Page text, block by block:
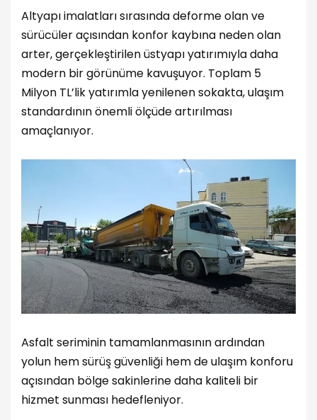
Altyapı imalatları sırasında deforme olan ve
sürücüler açısından konfor kaybına neden olan
arter, gerçekleştirilen üstyapı yatırımıyla daha
modern bir görünüme kavuşuyor. Toplam 5
Milyon TL’lik yatırımla yenilenen sokakta, ulaşım
standardının önemli ölçüde artırılması
amaçlanıyor.
Asfalt seriminin tamamlanmasının ardından
yolun hem sürüş güvenliği hem de ulaşım konforu
açısından bölge sakinlerine daha kaliteli bir
hizmet sunması hedefleniyor.